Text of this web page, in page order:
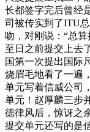
长都签字完后曾经
司被传实到了ITU
吻，对刚说：“总
至日之前提交上去
国第一次提出国际
烧眉毛地看了一遍
单元写着信威公司
单元！赵厚麟三步
德律风后，惊讶之
提交单元还写的是